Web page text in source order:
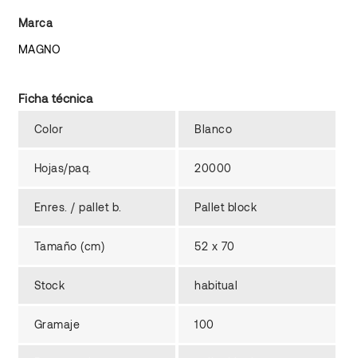
Marca
MAGNO
Ficha técnica
Color Blanco
Hojas/paq. 20000
Enres. / pallet b. Pallet block
Tamaño (cm) 52 x 70
Stock habitual
Gramaje 100